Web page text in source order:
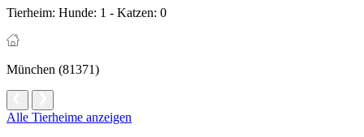
Tierheim: Hunde: 1 - Katzen: 0
München (81371)
Alle Tierheime anzeigen